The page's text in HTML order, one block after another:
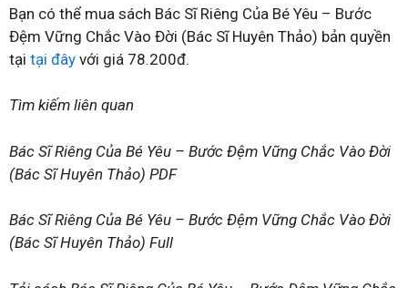
Bạn có thể mua sách Bác Sĩ Riêng Của Bé Yêu – Bước
Đệm Vững Chắc Vào Đời (Bác Sĩ Huyên Thảo) bản quyền
tại tại đây với giá 78.200đ.
Tìm kiếm liên quan
Bác Sĩ Riêng Của Bé Yêu – Bước Đệm Vững Chắc Vào Đời
(Bác Sĩ Huyên Thảo) PDF
Bác Sĩ Riêng Của Bé Yêu – Bước Đệm Vững Chắc Vào Đời
(Bác Sĩ Huyên Thảo) Full